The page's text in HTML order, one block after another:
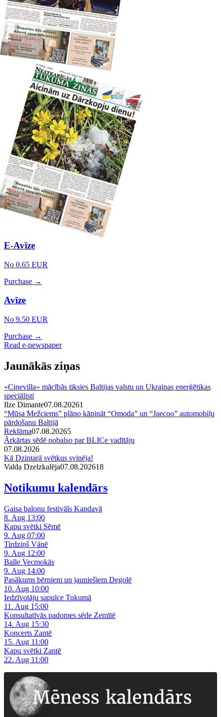
E-Avīze
No 0.65 EUR
Purchase →
Avīze
No 9.50 EUR
Purchase →
Read e-newspaper
Jaunākās ziņas
«Cinevilla» mācībās tiksies Baltijas valstu un Ukrainas enerģētikas
speciālisti
Ilze Dimante07.08.20261
“Mūsa Mežciems” plāno kāpināt “Omoda” un “Jaecoo” automobiļu
pārdošanu Baltijā
Reklāma07.08.20265
Ārkārtas sēdē nobalso par BLICe vadītāju
07.08.2026
Kā Dzintarā svētkus svinēja!
Valda Dzelzkalēja07.08.202618
Notikumu kalendārs
Gaisa balonu festivāls Kandavā
8. Aug 13:00
Kapu svētki Sēmē
9. Aug 07:00
Tirdziņš Vānē
9. Aug 12:00
Balle Vecmokās
9. Aug 14:00
Pasākums bērniem un jauniešiem Degolē
10. Aug 10:00
Iedzīvotāju sapulce Tukumā
11. Aug 15:00
Konsultatīvās padomes sēde Zemītē
14. Aug 15:30
Koncerts Zantē
15. Aug 11:00
Kapu svētki Zantē
22. Aug 11:00